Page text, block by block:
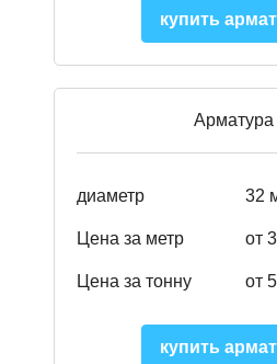
купить
Арматура
диаметр 32
Цена за метр от
Цена за тонну от
купить